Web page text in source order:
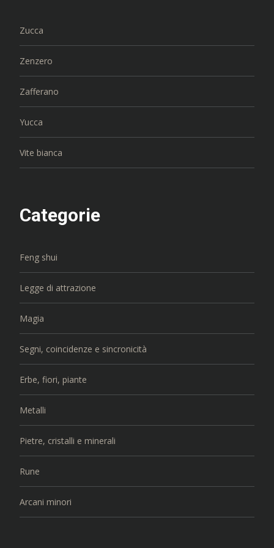
Zucca
Zenzero
Zafferano
Yucca
Vite bianca
Categorie
Feng shui
Legge di attrazione
Magia
Segni, coincidenze e sincronicità
Erbe, fiori, piante
Metalli
Pietre, cristalli e minerali
Rune
Arcani minori